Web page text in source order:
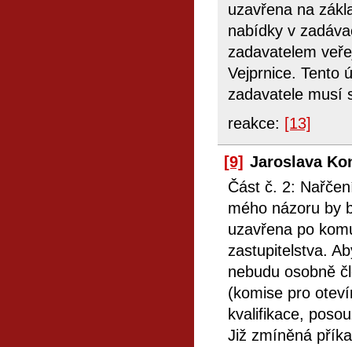
uzavřena na
nabídky v
zadavatelem
Vejprnice. Tento
zadavatele musí
reakce: [13]
[9] Jaroslava
Část č. 2:
mého názoru by
uzavřena po
zastupitelstva.
nebudu osobně
(komise pro
kvalifikace,
Již zmíněná